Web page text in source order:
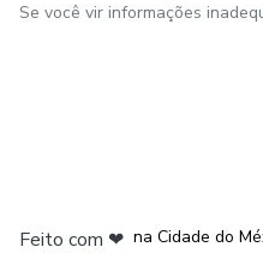
Se você vir informações
Feito com ❤ na Cidade do